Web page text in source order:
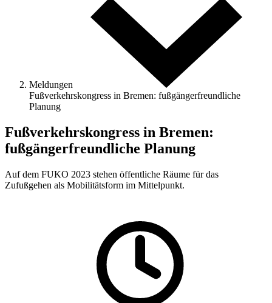
Meldungen
Fußverkehrskongress in Bremen: fußgängerfreundliche
Planung
Fußverkehrskongress in Bremen:
fußgängerfreundliche Planung
Auf dem FUKO 2023 stehen öffentliche Räume für das
Zufußgehen als Mobilitätsform im Mittelpunkt.